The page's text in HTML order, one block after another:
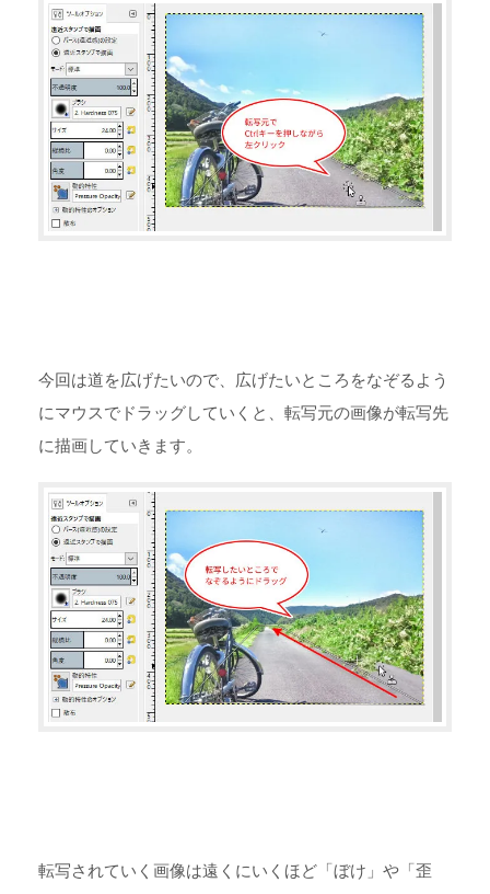
今回は道を広げたいので、広げたいところをなぞるよう
にマウスでドラッグしていくと、転写元の画像が転写先
に描画していきます。
転写されていく画像は遠くにいくほど「ぼけ」や「歪